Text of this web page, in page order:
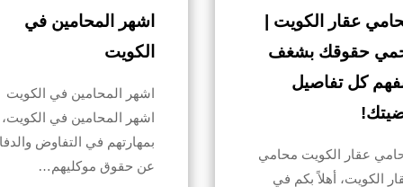
عقار الكويت |
حقوقك بشغف
كل تفاصيل
عقار الكويت محامي
الكويت، أهلاً بكم في
اشهر المحامين في
الكويت
اشهر المحامين في الكويت
اشهر المحامين في الكويت،
بمهارتهم في التفاوض
عن حقوق موكليهم…